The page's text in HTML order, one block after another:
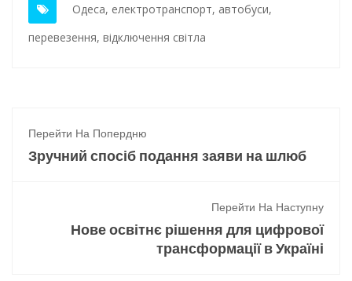
Одеса, електротранспорт, автобуси,
перевезення, відключення світла
Перейти На Попердню
Зручний спосіб подання заяви на шлюб
Перейти На Наступну
Нове освітнє рішення для цифрової
трансформації в Україні